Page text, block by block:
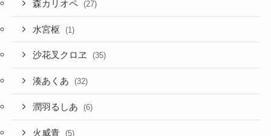
森カリオペ (27)
水宮枢 (1)
沙花叉クロヱ (35)
湊あくあ (32)
潤羽るしあ (6)